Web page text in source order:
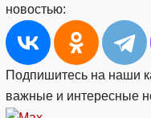
новостью:
Подпишитесь на наши
важные и интересные